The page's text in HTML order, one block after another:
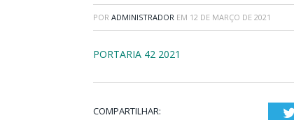
POR ADMINISTRADOR EM 12 DE MARÇO DE 2021
PORTARIA 42 2021
COMPARTILHAR: